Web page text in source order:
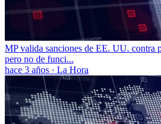
MP valida sanciones de EE. UU. contra
pero no de funci...
hace 3 años · La Hora